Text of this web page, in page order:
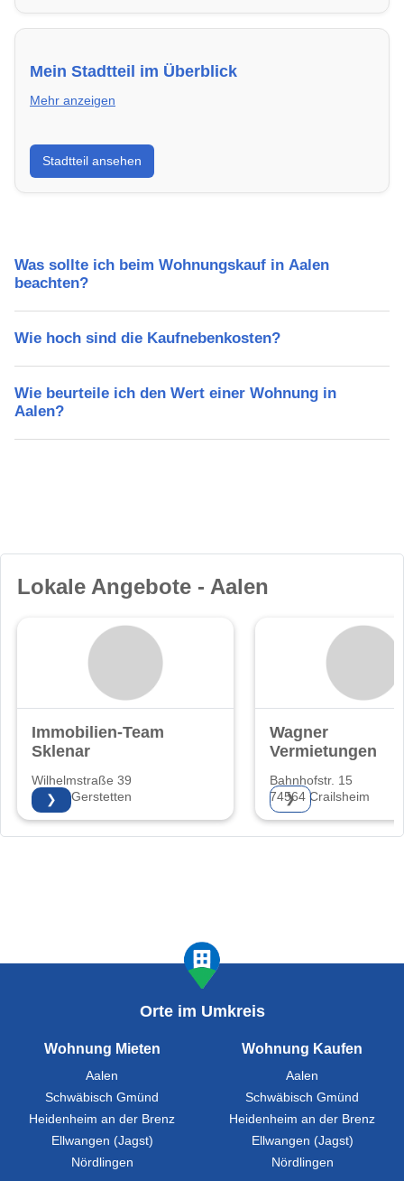
Mein Stadtteil im Überblick
Mehr anzeigen
Erfahre mehr über deinen Stadtteil in Aalen:
Lebensqualität, Verkehrsanbindung, Schulen,
Freizeitmöglichkeiten und Mietpreise.
Stadtteil ansehen
Was sollte ich beim Wohnungskauf in Aalen
beachten?
Wie hoch sind die Kaufnebenkosten?
Wie beurteile ich den Wert einer Wohnung in
Aalen?
Lokale Angebote - Aalen
Immobilien-Team
Sklenar
Wilhelmstraße 39
89547 Gerstetten
❯
Wagner
Vermietungen
Bahnhofstr. 15
74564 Crailsheim
❯
Orte im Umkreis
Wohnung Mieten
Aalen
Schwäbisch Gmünd
Heidenheim an der Brenz
Ellwangen (Jagst)
Nördlingen
Wohnung Kaufen
Aalen
Schwäbisch Gmünd
Heidenheim an der Brenz
Ellwangen (Jagst)
Nördlingen